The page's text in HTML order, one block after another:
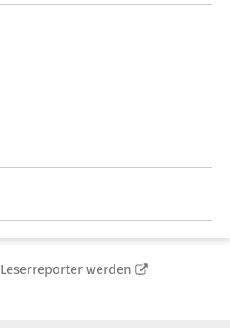
Leserreporter werden